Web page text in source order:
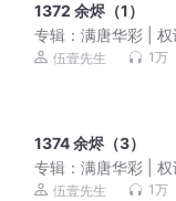
1372 余烬（1）
专辑： 满唐华彩 |
| 唐朝诡事 | VIP免
伍壹先生 1万
1374 余烬（3）
专辑： 满唐华彩 |
| 唐朝诡事 | VIP免
伍壹先生 1万